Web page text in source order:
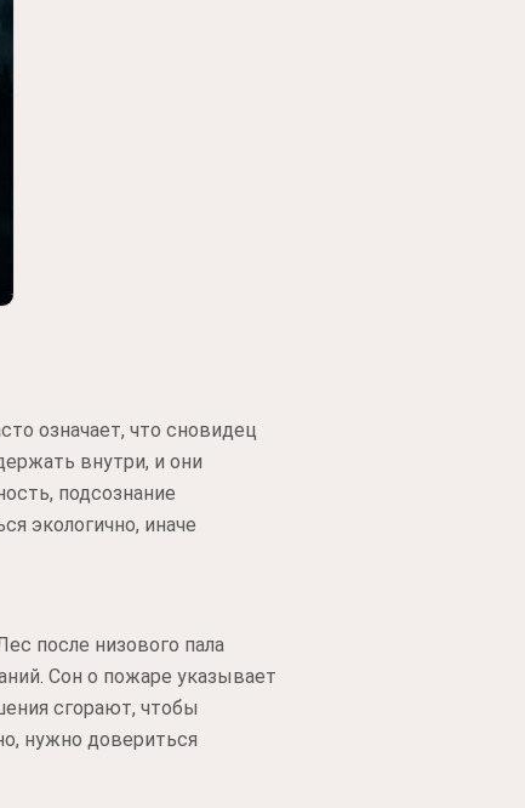
означает, что сновидец
внутри, и они
подсознание
экологично, иначе
после низового пала
Сон о пожаре указывает
сгорают, чтобы
нужно довериться